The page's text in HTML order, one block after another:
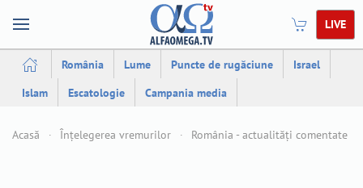
LIVE
România Lume Puncte de rugăciune
Israel
Islam
Escatologie Campania media
Acasă Înțelegerea vremurilor România - actualități comentate